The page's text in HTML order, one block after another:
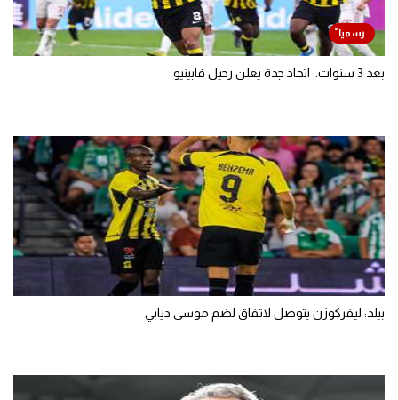
بعد 3 سنوات.. اتحاد جدة يعلن رحيل فابينيو
بيلد: ليفركوزن يتوصل لاتفاق لضم موسى ديابي